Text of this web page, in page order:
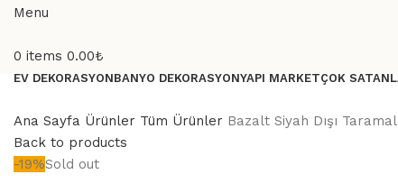
Menu
0 items 0.00₺
EV DEKORASYONBANYO DEKORASYONYAPI MARKETÇOK
Ana Sayfa Ürünler Tüm Ürünler Bazalt Siyah Dışı
Back to products
-19%Sold out